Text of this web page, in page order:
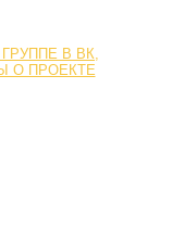
В ВК,
О ПРОЕКТЕ